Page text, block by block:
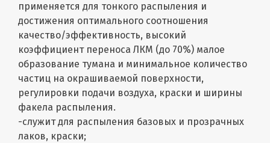
применяется для тонкого распыления и
достижения оптимального соотношения
качество/эффективность, высокий
коэффициент переноса ЛКМ (до 70%) малое
образование тумана и минимальное количество
частиц на окрашиваемой поверхности,
регулировки подачи воздуха, краски и ширины
факела распыления.
-служит для распыления базовых и прозрачных
лаков, краски;